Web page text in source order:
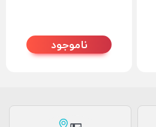
ناموجود